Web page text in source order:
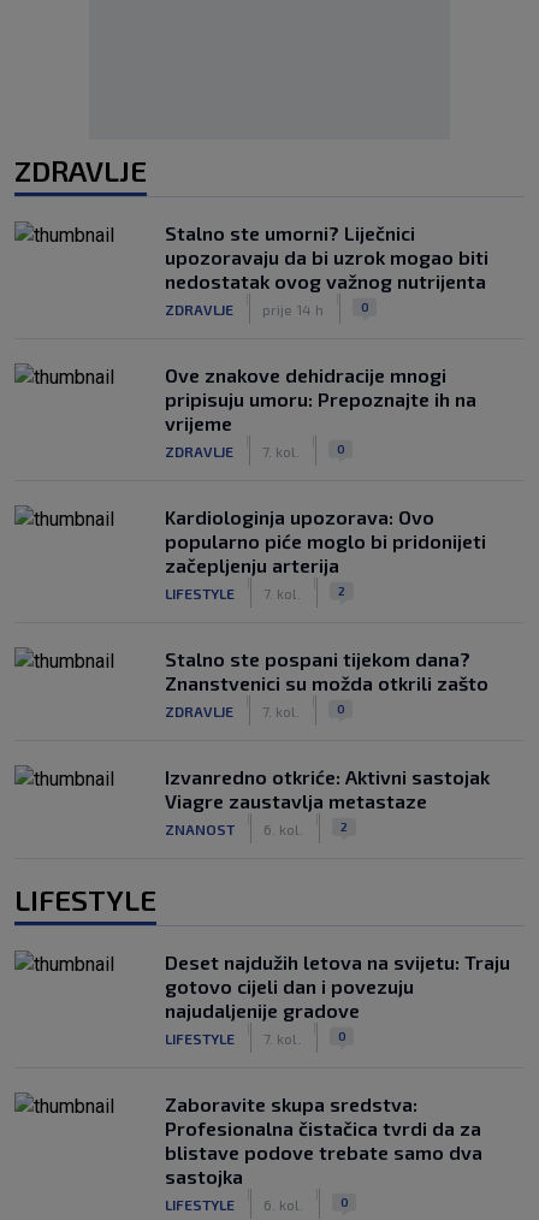
ZDRAVLJE
Stalno ste umorni? Liječnici
upozoravaju da bi uzrok mogao biti
nedostatak ovog važnog nutrijenta
ZDRAVLJE prije 14 h 0
Ove znakove dehidracije mnogi
pripisuju umoru: Prepoznajte ih na
vrijeme
ZDRAVLJE 7. kol. 0
Kardiologinja upozorava: Ovo
popularno piće moglo bi pridonijeti
začepljenju arterija
LIFESTYLE 7. kol. 2
Stalno ste pospani tijekom dana?
Znanstvenici su možda otkrili zašto
ZDRAVLJE 7. kol. 0
Izvanredno otkriće: Aktivni sastojak
Viagre zaustavlja metastaze
ZNANOST 6. kol. 2
LIFESTYLE
Deset najdužih letova na svijetu: Traju
gotovo cijeli dan i povezuju
najudaljenije gradove
LIFESTYLE 7. kol. 0
Zaboravite skupa sredstva:
Profesionalna čistačica tvrdi da za
blistave podove trebate samo dva
sastojka
LIFESTYLE 6. kol. 0